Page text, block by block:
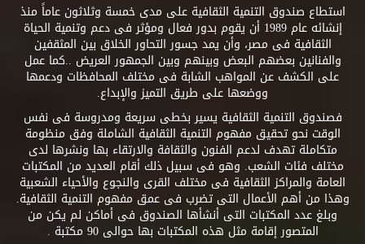
استطاع صندوق التنمية الثقافية على مدى خمسة وثلاثون عاماً منذ
إنشائه عام 1989 أن يقوم بدور فعال ومؤثر فى دعم وتنمية الحياة
الثقافية فى مصر، وأن يمد جسور التحاور الخلاق بين المثقفين
والفنانين بعضهم البعض وبينهم وبين الجمهور العريض ..كما عمل
على الكشف عن المواهب الشابة فى مختلف المحافظات ودعمها
ووضعها على طريق التميز والإبداع.
فصندوق التنمية الثقافية يسير بخطى سريعة ومدروسة فى نفس
الوقت نحو تحقيق مفهوم التنمية الثقافية الشاملة وفق منظومة
متكاملة تهدف لدعم الفنون والثقافة والارتقاء بها ونشرها لدى
مختلف فئات الشعب. وهو فى سبيل ذلك أقام العديد من المكتبات
العامة والمراكز الثقافية فى مختلف القرى والنجوع والأحياء الشعبية
وهذا من أهم الأعمال التى تضرب فى عمق مفهوم التنمية الثقافية.
وبلغ عدد المكتبات التى أنشأها الصندوق فى أماكن لم يكن من
المتصور إقامة مثل هذه المكتبات بها حوالى 90 مكتبة .